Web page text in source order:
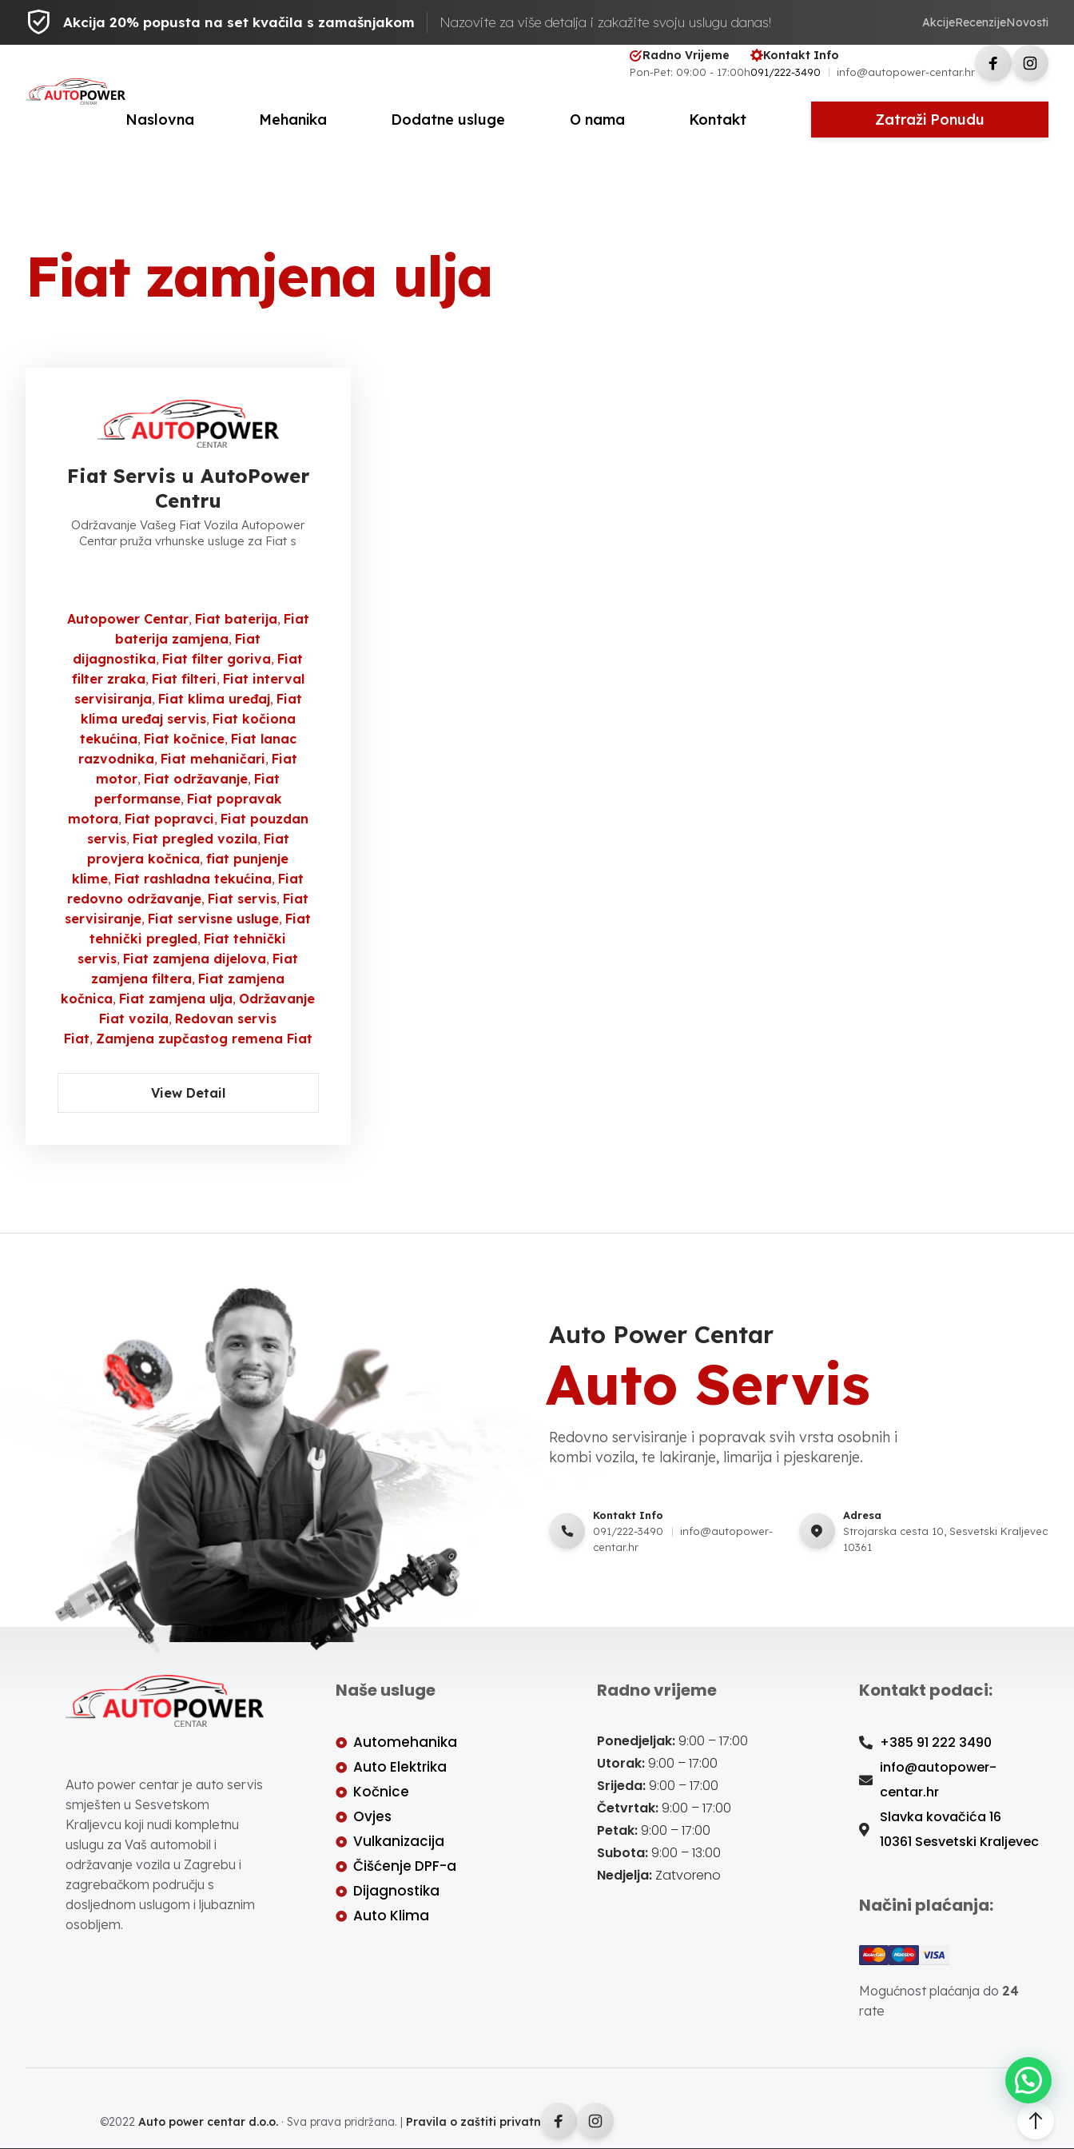
Akcija 20% popusta na set kvačila s zamašnjakom Nazovite za više detalja i zakažite svoju uslugu danas! AkcijeRecenzijeNovosti
Radno Vrijeme
Pon-Pet: 09:00 - 17:00h
Kontakt Info
091/222-3490 info@autopower-centar.hr
Naslovna Mehanika Dodatne usluge O nama Kontakt Zatraži Ponudu
Fiat zamjena ulja
Fiat Servis u AutoPower
Centru
Održavanje Vašeg Fiat Vozila Autopower
Centar pruža vrhunske usluge za Fiat s
Autopower Centar Fiat baterija Fiat
baterija zamjena Fiat
dijagnostika Fiat filter goriva Fiat
filter zraka Fiat filteri Fiat interval
servisiranja Fiat klima uređaj Fiat
klima uređaj servis Fiat kočiona
tekućina Fiat kočnice Fiat lanac
razvodnika Fiat mehaničari Fiat
motor Fiat održavanje Fiat
performanse Fiat popravak
motora Fiat popravci Fiat pouzdan
servis Fiat pregled vozila Fiat
provjera kočnica fiat punjenje
klime Fiat rashladna tekućina Fiat
redovno održavanje Fiat servis Fiat
servisiranje Fiat servisne usluge Fiat
tehnički pregled Fiat tehnički
servis Fiat zamjena dijelova Fiat
zamjena filtera Fiat zamjena
kočnica Fiat zamjena ulja Održavanje
Fiat vozila Redovan servis
Fiat Zamjena zupčastog remena Fiat
View Detail
Auto Power Centar
Auto Servis
Redovno servisiranje i popravak svih vrsta osobnih i
kombi vozila, te lakiranje, limarija i pjeskarenje.
Kontakt Info
091/222-3490
info@autopower-
centar.hr
Adresa
Strojarska cesta 10, Sesvetski Kraljevec
10361
Auto power centar je auto servis
smješten u Sesvetskom
Kraljevcu koji nudi kompletnu
uslugu za Vaš automobil i
održavanje vozila u Zagrebu i
zagrebačkom području s
dosljednom uslugom i ljubaznim
osobljem.
Naše usluge
Automehanika
Auto Elektrika
Kočnice
Ovjes
Vulkanizacija
Čišćenje DPF-a
Dijagnostika
Auto Klima
Radno vrijeme
Ponedjeljak:9:00 – 17:00
Utorak:9:00 – 17:00
Srijeda:9:00 – 17:00
Četvrtak:9:00 – 17:00
Petak:9:00 – 17:00
Subota:9:00 – 13:00
Nedjelja: Zatvoreno
Kontakt podaci:
+385 91 222 3490
info@autopower-
centar.hr
Slavka kovačića 16
10361 Sesvetski Kraljevec
Načini plaćanja:
Mogućnost plaćanja do 24
rate
©2022 Auto power centar d.o.o.· Sva prava pridržana. | Pravila o zaštiti privatnosti